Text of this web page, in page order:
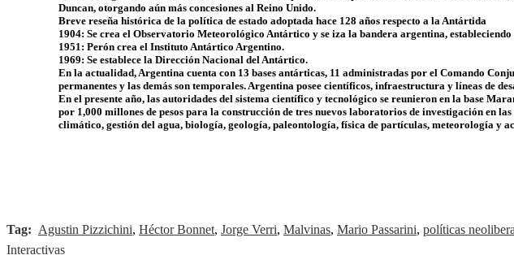
Duncan, otorgando aún más concesiones al Reino Unido.
Breve reseña histórica de la política de estado adoptada hace 128 años respecto a la Antártida
1904: Se crea el Observatorio Meteorológico Antártico y se iza la bandera argentina,
1951: Perón crea el Instituto Antártico Argentino.
1969: Se establece la Dirección Nacional del Antártico.
En la actualidad, Argentina cuenta con 13 bases antárticas, 11 administradas por el Comando
permanentes y las demás son temporales. Argentina posee científicos, infraestructura y líneas de
En el presente año, las autoridades del sistema científico y tecnológico se reunieron en la base
por 1,000 millones de pesos para la construcción de tres nuevos laboratorios de investigación en
climático, gestión del agua, biología, geología, paleontología, física de partículas, meteorología y
Tag: Agustin Pizzichini, Héctor Bonnet, Jorge Verri, Malvinas, Mario Passarini, políticas
Interactivas